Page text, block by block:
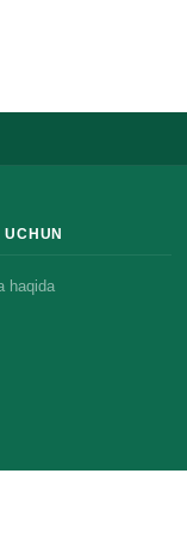
UCHUN
haqida